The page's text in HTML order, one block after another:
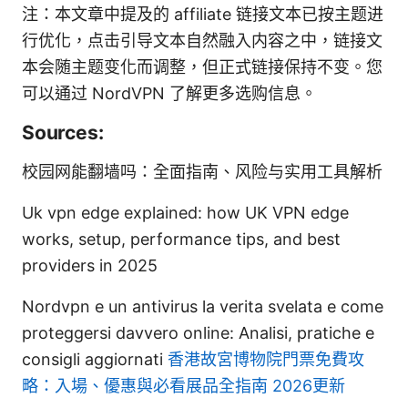
注：本文章中提及的 affiliate 链接文本已按主题进
行优化，点击引导文本自然融入内容之中，链接文
本会随主题变化而调整，但正式链接保持不变。您
可以通过 NordVPN 了解更多选购信息。
Sources:
校园网能翻墙吗：全面指南、风险与实用工具解析
Uk vpn edge explained: how UK VPN edge
works, setup, performance tips, and best
providers in 2025
Nordvpn e un antivirus la verita svelata e come
proteggersi davvero online: Analisi, pratiche e
consigli aggiornati 香港故宮博物院門票免費攻
略：入場、優惠與必看展品全指南 2026更新